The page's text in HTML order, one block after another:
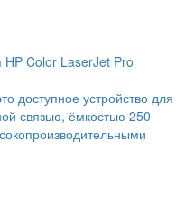
Color LaserJet Pro
доступное устройство для
связью, ёмкостью 250